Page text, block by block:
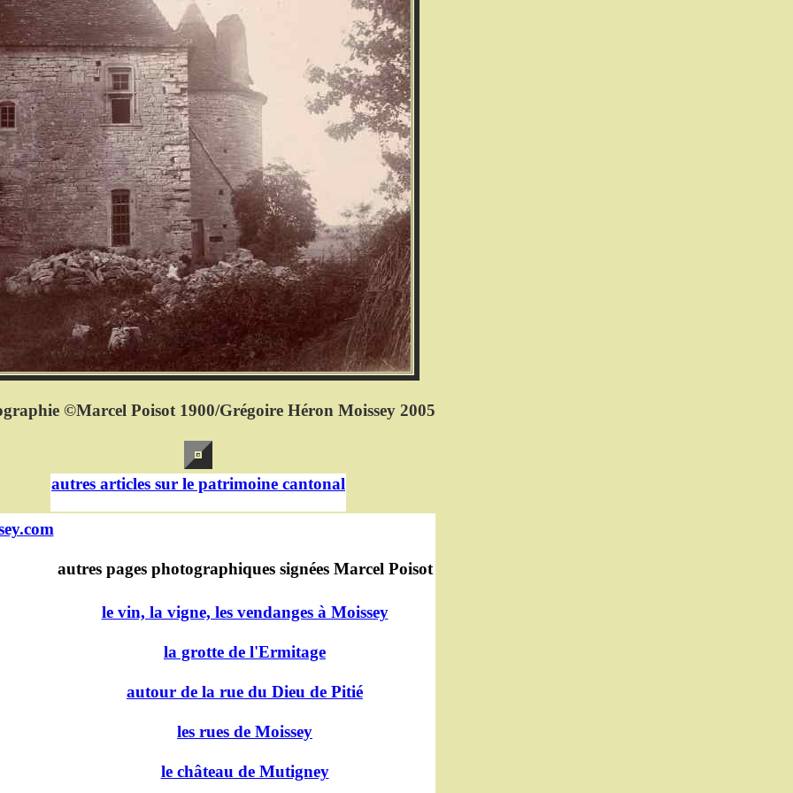
©Marcel Poisot 1900/Grégoire Héron Moissey 2005
autres articles sur le patrimoine cantonal
autres pages photographiques signées Marcel Poisot
le vin, la vigne, les vendanges à Moissey
la grotte de l'Ermitage
autour de la rue du Dieu de Pitié
les rues de Moissey
le château de Mutigney